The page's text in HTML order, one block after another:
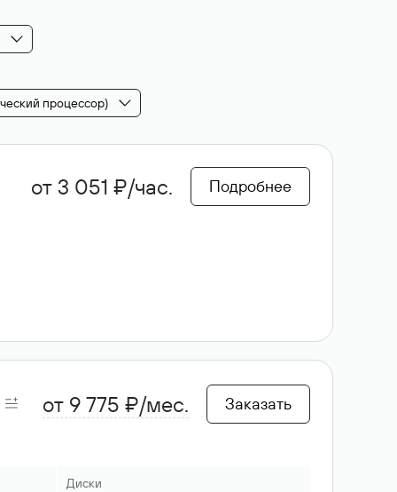
процессор)
от 3 051 ₽/час. Подробнее
от 9 775 ₽/мес. Заказать
Диски